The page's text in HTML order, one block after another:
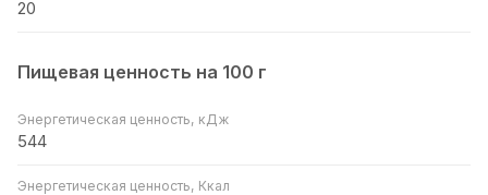
20
Пищевая ценность на 100 г
Энергетическая ценность, кДж
544
Энергетическая ценность, Ккал